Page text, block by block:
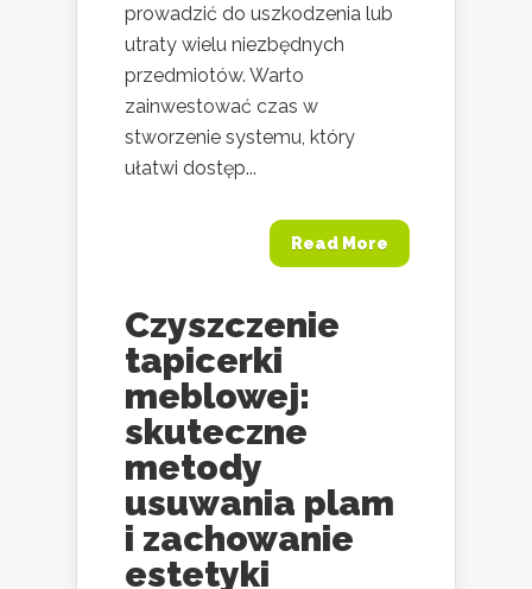
prowadzić do uszkodzenia lub
utraty wielu niezbędnych
przedmiotów. Warto
zainwestować czas w
stworzenie systemu, który
ułatwi dostęp...
Read More
Czyszczenie
tapicerki
meblowej:
skuteczne
metody
usuwania plam
i zachowanie
estetyki